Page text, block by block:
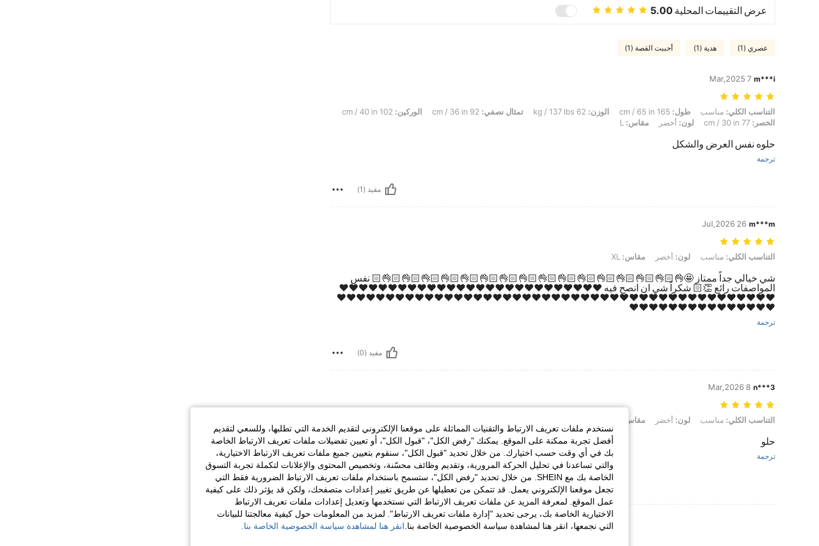
عرض التقييمات المحلية 5.00
عصري (1) هدية (1) أحببت القصة (1)
m***i
7 Mar,2025
التناسب الكلي: مناسب, طول: 165 cm / 65 in, الوزن: 62 kg / 137 lbs, تمثال نصفي: 92 cm / 36 in, الوركين: 102 cm / 40 in, الخصر: 77 cm / 30 in, لون: أخضر, مقاس: L
التناسب الكلي: مناسب طول: الوزن: تمثال نصفي: الوركين:
الخصر:
لون: أخضر مقاس:
حلوه نفس العرض والشكل
ترجمة
مفيد (1)
m***m
26 Jul,2026
التناسب الكلي: مناسب, لون: أخضر, مقاس: XL
التناسب الكلي: مناسب لون: أخضر مقاس:
شي خيالي جداً ممتاز 🤩👌🏻👌🏻👌🏻👌🏻👌🏻👌🏻👌🏻👌🏻👌🏻👌🏻👌🏻👌🏻👌🏻👌🏻👌🏻👌🏻 نفس
المواصفات رائع 👏🏻 شكراً شي ان انصح فيه ❤️❤️❤️❤️❤️❤️❤️❤️❤️❤️❤️❤️❤️❤️❤️❤️❤️❤️❤️❤️❤️❤️❤️❤️❤️❤️❤️
❤️❤️❤️❤️❤️❤️❤️❤️❤️❤️❤️❤️❤️❤️❤️❤️❤️❤️❤️❤️❤️❤️❤️❤️❤️❤️❤️❤️❤️❤️❤️❤️❤️❤️❤️❤️❤️❤️❤️❤️❤️❤️❤️❤️❤️
❤️❤️❤️❤️❤️❤️❤️❤️❤️❤️❤️❤️❤️❤️❤️
ترجمة
مفيد (0)
n***3
8 Mar,2026
التناسب الكلي: مناسب, لون: أخضر, مقاس: L
التناسب الكلي: مناسب لون: أخضر مقاس:
حلو
ترجمة
مفيد (0)
نستخدم ملفات تعريف الارتباط والتقنيات المماثلة على موقعنا الإلكتروني لتقديم الخدمة التي تطلبها، وللسعي لتقديم
أفضل تجربة ممكنة على الموقع. يمكنك "رفض الكل"، "قبول الكل"، أو تعيين تفضيلات ملفات تعريف الارتباط الخاصة
بك في أي وقت حسب اختيارك. من خلال تحديد "قبول الكل"، سنقوم بتعيين جميع ملفات تعريف الارتباط الاختيارية،
والتي تساعدنا في تحليل الحركة المرورية، وتقديم وظائف محسّنة، وتخصيص المحتوى والإعلانات لتكملة تجربة التسوق
الخاصة بك مع SHEIN. من خلال تحديد "رفض الكل"، ستسمح باستخدام ملفات تعريف الارتباط الضرورية فقط التي
تجعل موقعنا الإلكتروني يعمل. قد تتمكن من تعطيلها عن طريق تغيير إعدادات متصفحك، ولكن قد يؤثر ذلك على كيفية
عمل الموقع. لمعرفة المزيد عن ملفات تعريف الارتباط التي نستخدمها وتعديل إعدادات ملفات تعريف الارتباط
الاختيارية الخاصة بك، يرجى تحديد "إدارة ملفات تعريف الارتباط". لمزيد من المعلومات حول كيفية معالجتنا للبيانات
التي نجمعها، انقر هنا لمشاهدة سياسة الخصوصية الخاصة بنا. انقر هنا لمشاهدة سياسة الخصوصية الخاصة بنا.